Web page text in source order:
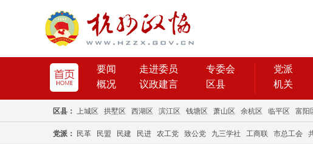
要闻 走进委员
专委会
概况
议政建言 区县
党派
机关
区县： 上城区 拱墅区 西湖区 滨江区 钱塘区 萧山区 余杭区 临平区 富阳
党派： 民革 民盟 民建 民进 农工党 致公党 九三学社 工商联 市总工会